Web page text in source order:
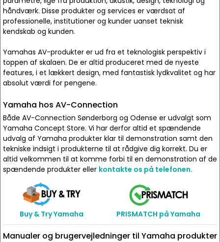
håndværk. Disse produkter og services er værdsat af
professionelle, institutioner og kunder uanset teknisk
kendskab og kunden.
Yamahas AV-produkter er ud fra et teknologisk perspektiv i
toppen af skalaen. De er altid produceret med de nyeste
features, i et lækkert design, med fantastisk lydkvalitet og har
absolut værdi for pengene.
Yamaha hos AV-Connection
Både AV-Connection Sønderborg og Odense er udvalgt som
Yamaha Concept Store. Vi har derfor altid et spændende
udvalg af Yamaha produkter klar til demonstration samt den
tekniske indsigt i produkterne til at rådgive dig korrekt. Du er
altid velkommen til at komme forbi til en demonstration af de
spændende produkter eller kontakte os på telefonen.
Buy & Try Yamaha PRISMATCH på Yamaha
Manualer og brugervejledninger til Yamaha produkter